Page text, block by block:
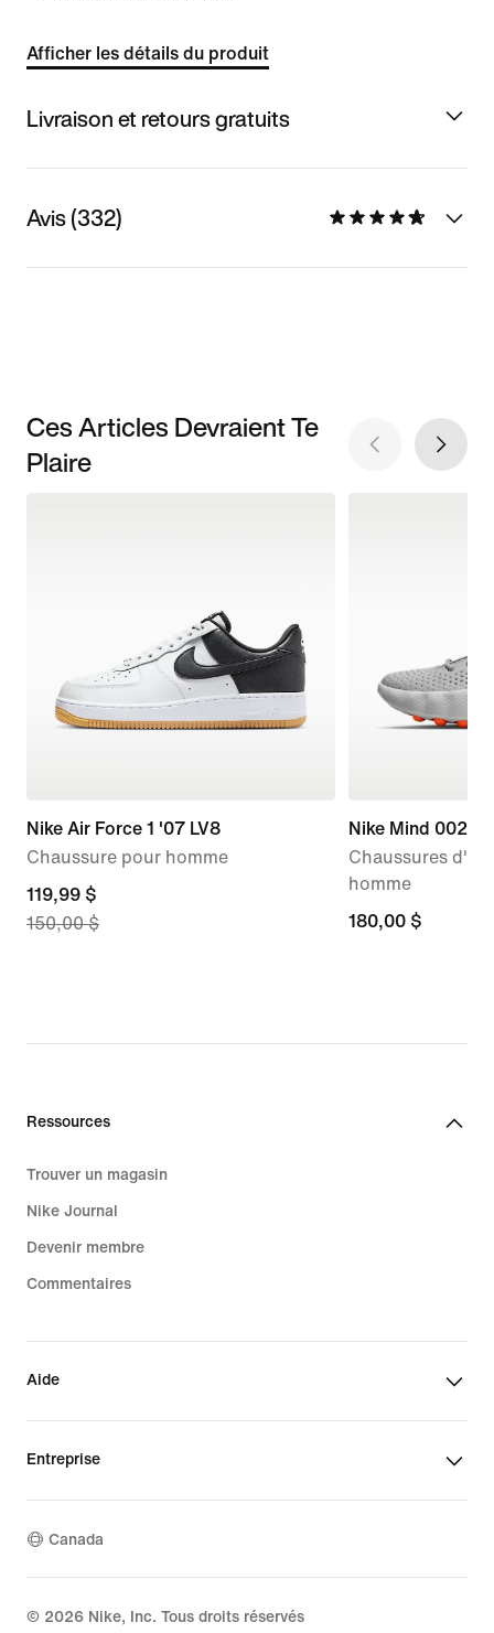
Afficher les détails du produit
Livraison et retours gratuits
Avis (332)
Ces Articles Devraient Te
Plaire
Nike Air Force 1 '07 LV8
Chaussure pour homme
current
price
150,00 $
119,99 $
150,00 $
Nike Mind 002
Chaussures
homme
180,00 $
180,00 $
Ressources
Trouver un magasin
Nike Journal
Devenir membre
Commentaires
Aide
Entreprise
Canada
© 2026 Nike, Inc. Tous droits réservés